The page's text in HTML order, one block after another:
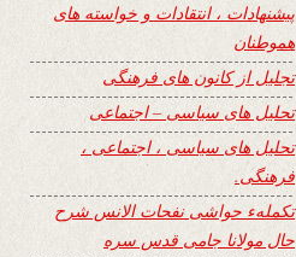
پیشنهادات ، انتقادات و خواسته های
هموطنان
تجلیل از کانون های فرهنگی
تحلیل های سیاسی – اجتماعی
تحلیل های سیاسی ، اجتماعی ،
فرهنگی.
تکملهء حواشی نفحات الانس شرح
حال مولانا جامی قدس سره